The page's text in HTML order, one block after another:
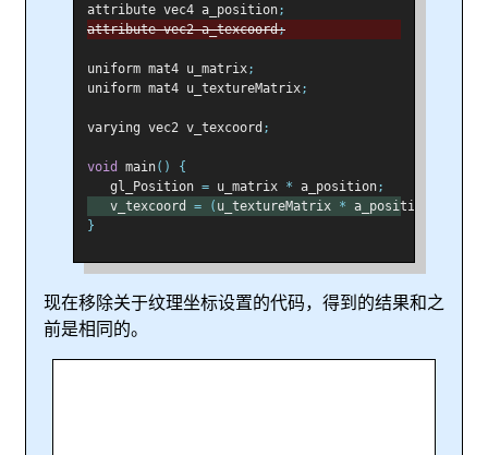
attribute vec4 a_position;
attribute vec2 a_texcoord;
uniform mat4 u_matrix;
uniform mat4 u_textureMatrix;
varying vec2 v_texcoord ;
void main()
{
   gl_Position
= u_matrix * a_position;
   v_texcoord
= ( u_textureMatrix * a_position
}
现在移除关于纹理坐标设置的代码，得到的结果和之
前是相同的。